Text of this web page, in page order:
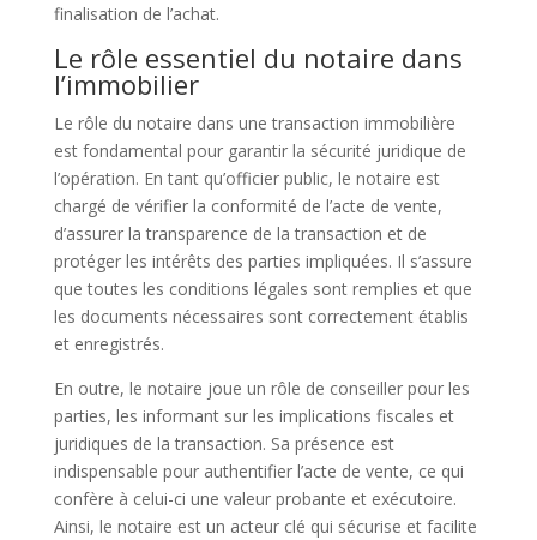
finalisation de l’achat.
Le rôle essentiel du notaire dans
l’immobilier
Le rôle du notaire dans une transaction immobilière
est fondamental pour garantir la sécurité juridique de
l’opération. En tant qu’officier public, le notaire est
chargé de vérifier la conformité de l’acte de vente,
d’assurer la transparence de la transaction et de
protéger les intérêts des parties impliquées. Il s’assure
que toutes les conditions légales sont remplies et que
les documents nécessaires sont correctement établis
et enregistrés.
En outre, le notaire joue un rôle de conseiller pour les
parties, les informant sur les implications fiscales et
juridiques de la transaction. Sa présence est
indispensable pour authentifier l’acte de vente, ce qui
confère à celui-ci une valeur probante et exécutoire.
Ainsi, le notaire est un acteur clé qui sécurise et facilite